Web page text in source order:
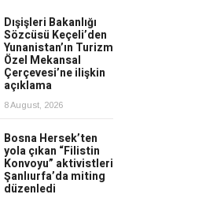
Dışişleri Bakanlığı
Sözcüsü Keçeli’den
Yunanistan’ın Turizm
Özel Mekansal
Çerçevesi’ne ilişkin
açıklama
8 August, 2026
Bosna Hersek’ten
yola çıkan “Filistin
Konvoyu” aktivistleri
Şanlıurfa’da miting
düzenledi